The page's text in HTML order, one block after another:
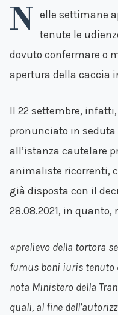
N elle settimane
tenute le
dovuto confermare o
apertura della caccia
Il 22 settembre, infatti,
pronunciato in
all’istanza cautelare
animaliste ricorrenti,
già disposta con il
28.08.2021, in
«prelievo della tortora
fumus boni iuris tenuto
nota Ministero della
quali, al fine